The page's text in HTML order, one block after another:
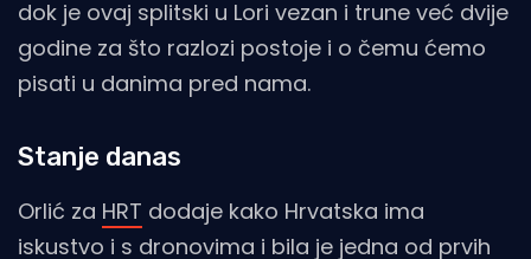
dok je ovaj splitski u Lori vezan i trune već dvije
godine za što razlozi postoje i o čemu ćemo
pisati u danima pred nama.
Stanje danas
Orlić za HRT dodaje kako Hrvatska ima
iskustvo i s dronovima i bila je jedna od prvih